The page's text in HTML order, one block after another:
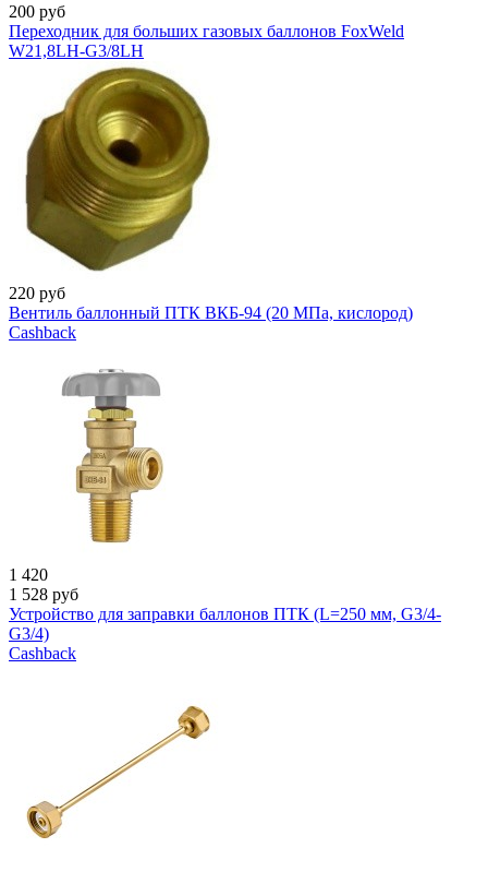
200 руб
Переходник для больших газовых баллонов FoxWeld
W21,8LH-G3/8LH
220 руб
Вентиль баллонный ПТК ВКБ-94 (20 МПа, кислород)
Cashback
1 420
1 528 руб
Устройство для заправки баллонов ПТК (L=250 мм, G3/4-
G3/4)
Cashback